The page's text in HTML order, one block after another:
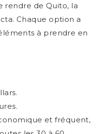
rendre de Quito, la
Chaque option a
à prendre en
et fréquent,